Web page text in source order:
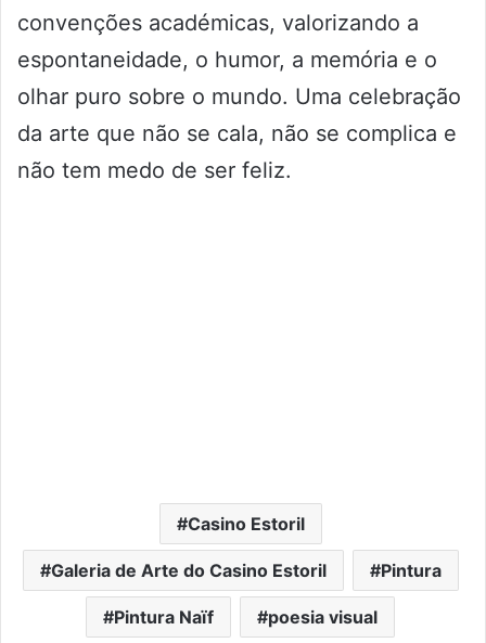
convenções académicas, valorizando a
espontaneidade, o humor, a memória e o
olhar puro sobre o mundo. Uma celebração
da arte que não se cala, não se complica e
não tem medo de ser feliz.
Casino Estoril
Galeria de Arte do Casino Estoril Pintura
Pintura Naïf poesia visual